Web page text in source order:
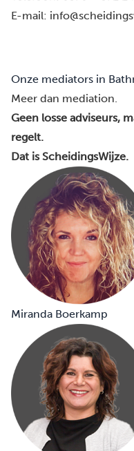
E-mail:
Onze mediators in
Meer dan mediation.
Geen losse adviseurs,
regelt.
Dat is ScheidingsWijze.
Miranda Boerkamp